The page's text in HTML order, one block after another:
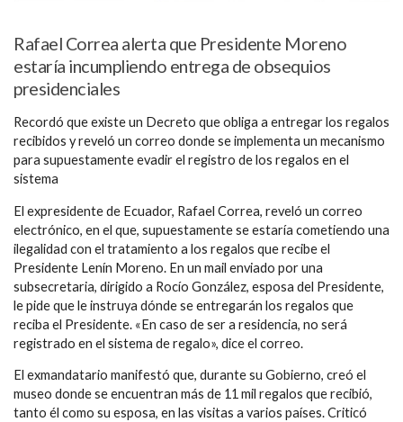
Rafael Correa alerta que Presidente Moreno
estaría incumpliendo entrega de obsequios
presidenciales
Recordó que existe un Decreto que obliga a entregar los regalos
recibidos y reveló un correo donde se implementa un mecanismo
para supuestamente evadir el registro de los regalos en el
sistema
El expresidente de Ecuador, Rafael Correa, reveló un correo
electrónico, en el que, supuestamente se estaría cometiendo una
ilegalidad con el tratamiento a los regalos que recibe el
Presidente Lenín Moreno. En un mail enviado por una
subsecretaria, dirigido a Rocío González, esposa del Presidente,
le pide que le instruya dónde se entregarán los regalos que
reciba el Presidente. «En caso de ser a residencia, no será
registrado en el sistema de regalo», dice el correo.
El exmandatario manifestó que, durante su Gobierno, creó el
museo donde se encuentran más de 11 mil regalos que recibió,
tanto él como su esposa, en las visitas a varios países. Criticó